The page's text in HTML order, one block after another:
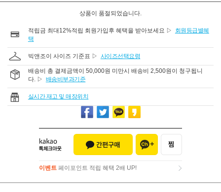
상품이 품절되었습니다.
적립금 최대12%적립 회원가입후 혜택을 받아보세요 ▷
회원등급별혜
택
빅앤조이 사이즈 기준표 ▷ 사이즈선택요령
배송비 총 결제금액이 50,000원 미만시 배송비 2,500원이 청구됩니
다. ▷ 배송비부과기준
실시간 재고 및 매장위치
이벤트 페이포인트 적립 혜택 2배 UP!
이벤트페이포인트 적립 혜택 2배 UP!